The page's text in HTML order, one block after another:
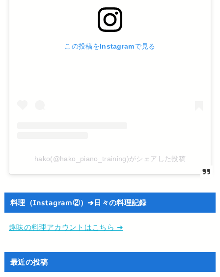
この投稿をInstagramで見る
hako(@hako_piano_training)がシェアした投稿
料理（Instagram②）➔日々の料理記録
趣味の料理アカウントはこちら ➔
最近の投稿